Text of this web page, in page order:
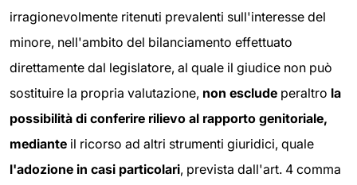
irragionevolmente ritenuti prevalenti sull'interesse del
minore, nell'ambito del bilanciamento effettuato
direttamente dal legislatore, al quale il giudice non può
sostituire la propria valutazione, non esclude peraltro la
possibilità di conferire rilievo al rapporto genitoriale,
mediante il ricorso ad altri strumenti giuridici, quale
l'adozione in casi particolari, prevista dall'art. 4 comma